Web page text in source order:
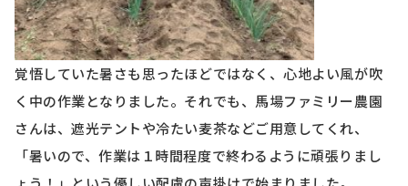
覚悟していた暑さも思ったほどではなく、心地よい風が吹
く中の作業となりました。それでも、馬場ファミリー農園
さんは、遮光テントや冷たい麦茶などご用意してくれ、
「暑いので、作業は１時間程度で終わるように頑張りまし